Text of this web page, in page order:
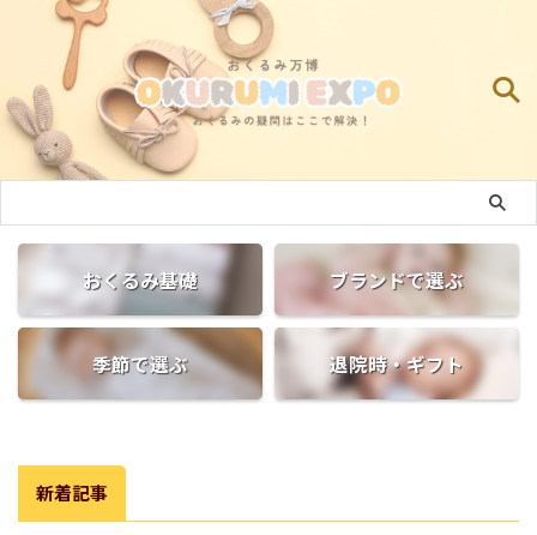
おくるみ基礎 ブランドで選ぶ
季節で選ぶ 退院時・ギフト
新着記事